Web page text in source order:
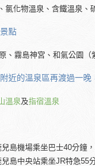
氯化物溫泉、含鐵溫泉、
點
、霧島神宮、和氣公園（
近的溫泉區再渡過一晚
溫泉及指宿溫泉
兒島機場乘坐巴士40分鐘
兒島中央站乘坐JR特急55